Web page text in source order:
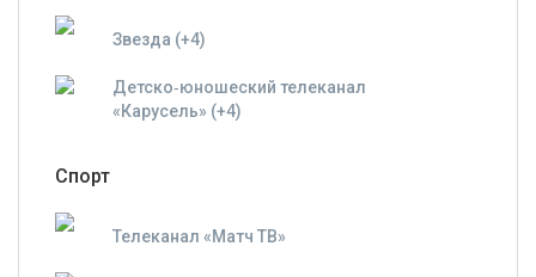
Звезда (+4)
Детско‑юношеский телеканал
«Карусель» (+4)
Спорт
Телеканал «Матч ТВ»